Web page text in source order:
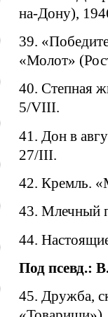
на-Дону),
39.
«Молот»
40. Степная
5/VIII.
41. Дон в
27/III.
42. Кремль.
43. Млечный
44.
Под псевд.:
45. Дружба,